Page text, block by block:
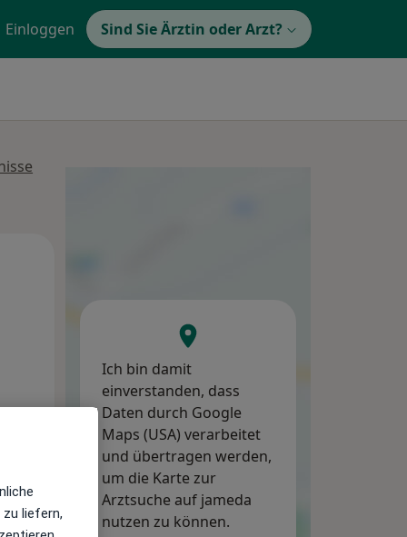
Einloggen Sind Sie Ärztin oder Arzt?
Ich bin damit
einverstanden, dass
Daten durch Google
Maps (USA) verarbeitet
und übertragen werden,
um die Karte zur
Arztsuche auf jameda
nutzen zu können.
liefern,